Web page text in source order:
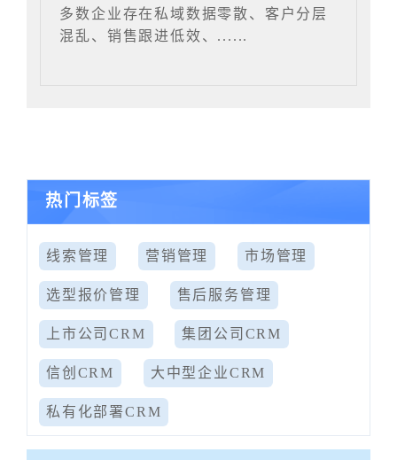
多数企业存在私域数据零散、客户分层
混乱、销售跟进低效、......
热门标签
线索管理 营销管理 市场管理
选型报价管理 售后服务管理
上市公司CRM 集团公司CRM
信创CRM 大中型企业CRM
私有化部署CRM